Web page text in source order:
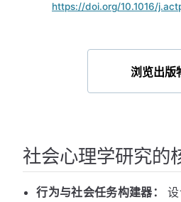
https://doi.org/10.1016/
浏览出版
社会心理学研究的
行为与社会任务构建器：